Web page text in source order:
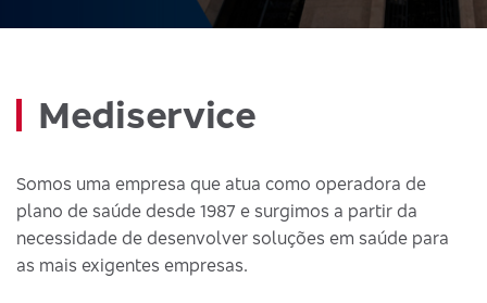
Mediservice
Somos uma empresa que atua como operadora de
plano de saúde desde 1987 e surgimos a partir da
necessidade de desenvolver soluções em saúde para
as mais exigentes empresas.